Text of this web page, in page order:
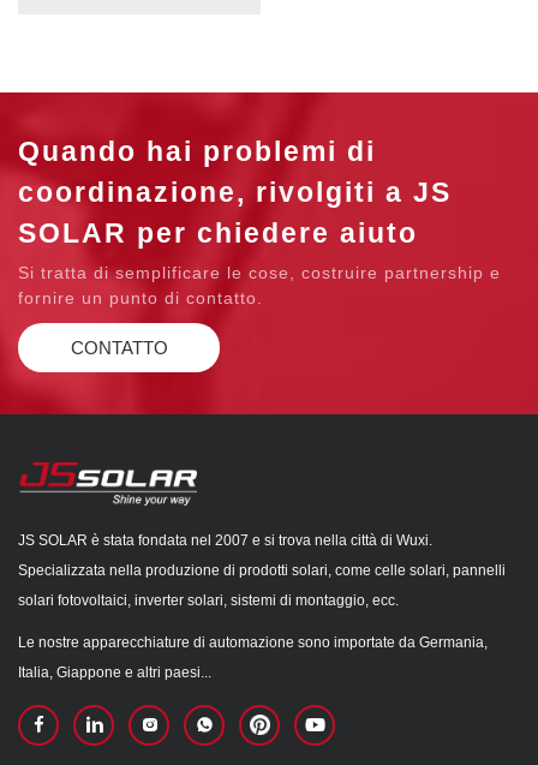
Quando hai problemi di
coordinazione, rivolgiti a JS
SOLAR per chiedere aiuto
Si tratta di semplificare le cose, costruire partnership e
fornire un punto di contatto.
CONTATTO
JS SOLAR è stata fondata nel 2007 e si trova nella città di Wuxi.
Specializzata nella produzione di prodotti solari, come celle solari, pannelli
solari fotovoltaici, inverter solari, sistemi di montaggio, ecc.
Le nostre apparecchiature di automazione sono importate da Germania,
Italia, Giappone e altri paesi...